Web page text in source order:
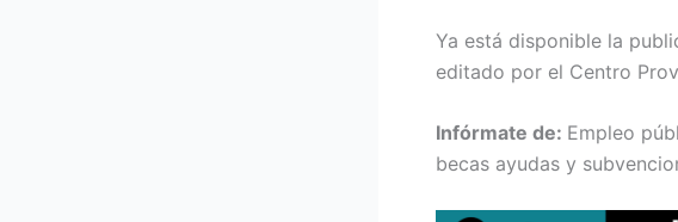
Ya está disponible la
editado por el Centro
Infórmate de: Empleo
becas ayudas y